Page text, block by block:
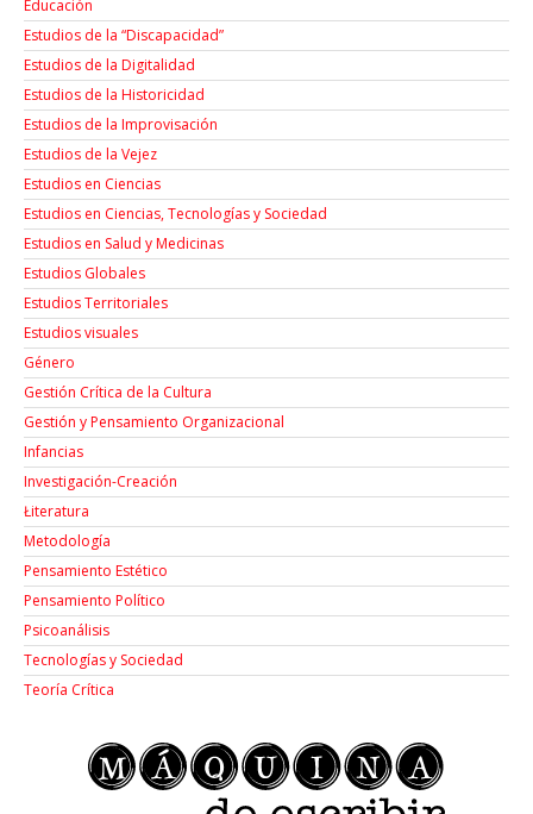
Educación
Estudios de la “Discapacidad”
Estudios de la Digitalidad
Estudios de la Historicidad
Estudios de la Improvisación
Estudios de la Vejez
Estudios en Ciencias
Estudios en Ciencias, Tecnologías y Sociedad
Estudios en Salud y Medicinas
Estudios Globales
Estudios Territoriales
Estudios visuales
Género
Gestión Crítica de la Cultura
Gestión y Pensamiento Organizacional
Infancias
Investigación-Creación
Łiteratura
Metodología
Pensamiento Estético
Pensamiento Político
Psicoanálisis
Tecnologías y Sociedad
Teoría Crítica